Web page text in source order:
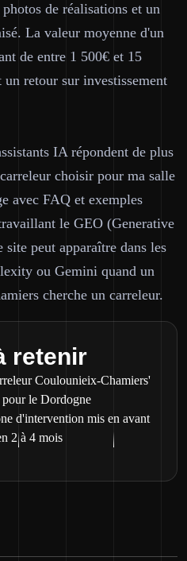
de réalisations et un
La valeur moyenne d'un
de entre 1 500€ et 15
retour sur investissement
IA répondent de plus
choisir pour ma salle
avec FAQ et exemples
le GEO (Generative
peut apparaître dans les
ou Gemini quand un
cherche un carreleur.
retenir
Coulounieix-Chamiers'
le Dordogne
d'intervention mis en avant
2 à 4 mois